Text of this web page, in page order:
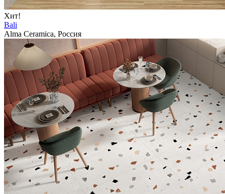
Хит!
Bali
Alma Ceramica, Россия